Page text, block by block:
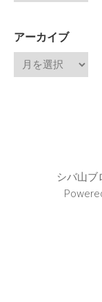
アーカイブ
シバ山ブ